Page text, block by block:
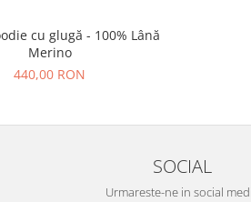
glugă - 100% Lână
Merino
440,00 RON
SOCIAL
Urmareste-ne in social